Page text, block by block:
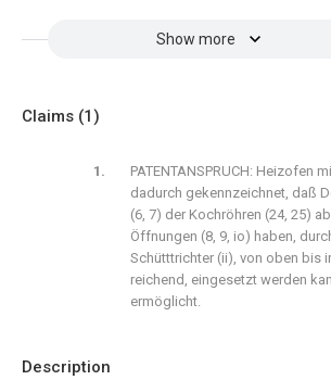
Show more
Description
Claims (1)
PATENTANSPRUCH: Heizofen
dadurch gekennzeichnet, daß
(6, 7) der Kochröhren (24, 25)
Öffnungen (8, 9, io) haben,
Schütttrichter (ii), von oben bis
reichend, eingesetzt werden
ermöglicht.